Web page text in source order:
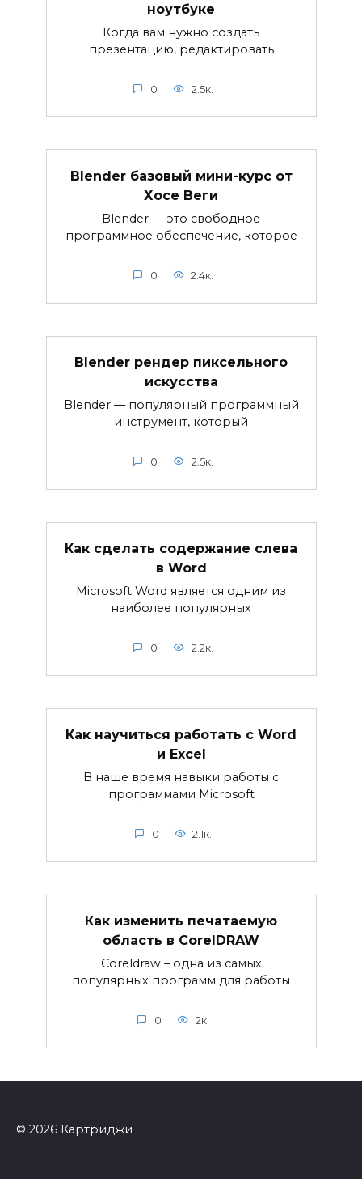
ноутбуке
Когда вам нужно создать
презентацию, редактировать
0 2.5к.
Blender базовый мини-курс от
Хосе Веги
Blender — это свободное
программное обеспечение, которое
0 2.4к.
Blender рендер пиксельного
искусства
Blender — популярный программный
инструмент, который
0 2.5к.
Как сделать содержание слева
в Word
Microsoft Word является одним из
наиболее популярных
0 2.2к.
Как научиться работать с Word
и Excel
В наше время навыки работы с
программами Microsoft
0 2.1к.
Как изменить печатаемую
область в CorelDRAW
Coreldraw – одна из самых
популярных программ для работы
0 2к.
© 2026 Картриджи